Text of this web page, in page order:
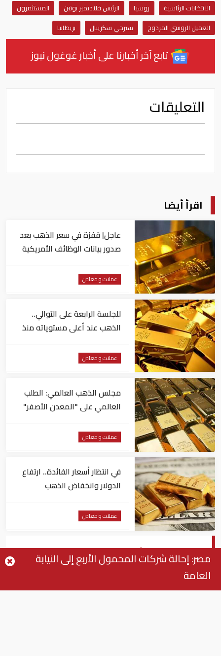
الانتخابات الرئاسية
روسيا الرئيس فلاديمير بوتين
المستثمرون
العميل الروسي المزدوج
سيرجي سكريبال بريطانيا
تابع آخر أخبارنا على أخبار غوغول نيوز
التعليقات
اقرأ أيضا
عاجل| قفزة في سعر الذهب بعد
صدور بيانات الوظائف الأمريكية
عملات و معادن
للجلسة الرابعة على التوالي..
الذهب عند أعلى مستوياته منذ
عملات و معادن
مجلس الذهب العالمي: الطلب
العالمي على "المعدن الأصفر"
عملات و معادن
في انتظار أسعار الفائدة.. ارتفاع
الدولار وانخفاض الذهب
عملات و معادن
الدولار يتراجع أمام الين وسط مخاوف
سياسية أمريكية
مصر: إحالة شركات المحمول الأربع إلى النيابة
العامة